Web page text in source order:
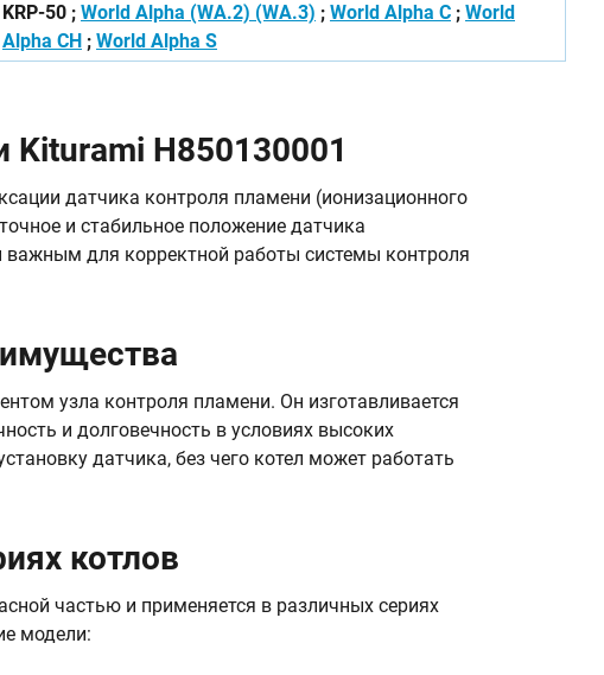
KRP-50 ; World Alpha (WA.2) (WA.3) ; World Alpha C ; World
Alpha CH ; World Alpha S
H850130001
датчика контроля пламени (ионизационного
и стабильное положение датчика
важным для корректной работы системы контроля
узла контроля пламени. Он изготавливается
и долговечность в условиях высоких
датчика, без чего котел может работать
котлов
частью и применяется в различных сериях
модели: